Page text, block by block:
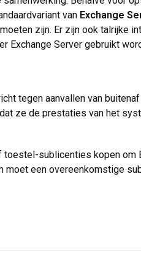
van Exchange
zijn. Er zijn ook talrijke
Exchange Server gebruikt
tegen aanvallen van
ze de prestaties van het
sublicenties kopen
een overeenkomstige